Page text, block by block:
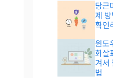
당근
제
확인
윈도
화살
겨서
법